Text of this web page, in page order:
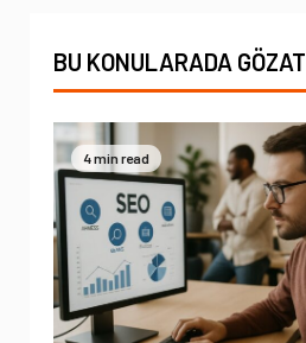
BU KONULARADA GÖZAT
4 min read